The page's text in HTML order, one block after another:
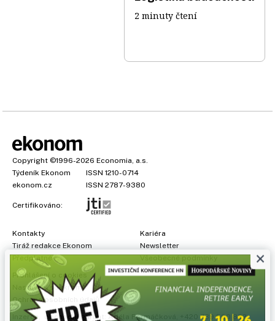
2 minuty čtení
Copyright ©1996-2026 Economia, a.s.
Týdeník Ekonom
ISSN 1210-0714
ekonom.cz
ISSN 2787-9380
Certifikováno:
Kontakty
Tiráž redakce Ekonom
Předplatné
Kariéra
Newsletter
Všeobecné podmínky
Prohlášení o cookies
Nastavení soukromí
Ochrana osobních údajů
Inzerce , obchodní garant:Adéla Formáčková +420 739 500 832
×